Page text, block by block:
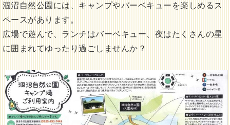
涸沼自然公園には、キャンプやバーベキューを楽しめるス
ペースがあります。
広場で遊んで、ランチはバーベキュー、夜はたくさんの星
に囲まれてゆったり過ごしませんか？